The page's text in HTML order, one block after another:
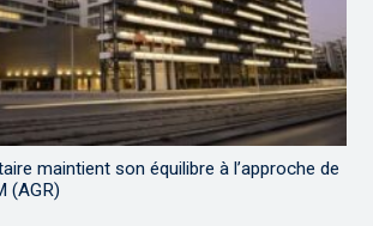
maintient son équilibre à l’approche de
(AGR)